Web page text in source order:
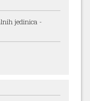
jedinica -